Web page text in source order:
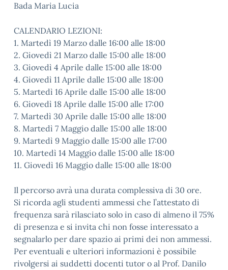
Bada Maria Lucia
CALENDARIO LEZIONI:
1. Martedì 19 Marzo dalle 16:00 alle 18:00
2. Giovedì 21 Marzo dalle 15:00 alle 18:00
3. Giovedì 4 Aprile dalle 15:00 alle 18:00
4. Giovedì 11 Aprile dalle 15:00 alle 18:00
5. Martedì 16 Aprile dalle 15:00 alle 18:00
6. Giovedì 18 Aprile dalle 15:00 alle 17:00
7. Martedì 30 Aprile dalle 15:00 alle 18:00
8. Martedì 7 Maggio dalle 15:00 alle 18:00
9. Martedì 9 Maggio dalle 15:00 alle 17:00
10. Martedì 14 Maggio dalle 15:00 alle 18:00
11. Giovedì 16 Maggio dalle 15:00 alle 18:00
Il percorso avrà una durata complessiva di 30 ore.
Si ricorda agli studenti ammessi che l’attestato di
frequenza sarà rilasciato solo in caso di almeno il 75%
di presenza e si invita chi non fosse interessato a
segnalarlo per dare spazio ai primi dei non ammessi.
Per eventuali e ulteriori informazioni è possibile
rivolgersi ai suddetti docenti tutor o al Prof. Danilo